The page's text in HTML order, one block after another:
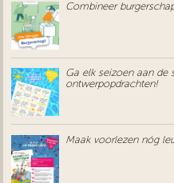
uit de praktijk
over ons
Combineer
Ga elk seizoen aan de
ontwerpopdrachten!
Maak voorlezen nóg